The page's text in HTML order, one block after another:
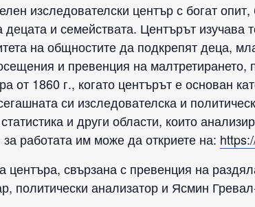
изследователски център с богат
децата и семействата. Центърът
на общностите да подкрепят деца,
и превенция на
от 1860 г., когато центърът е основан
си изследователска и
и други области, които
работата им може да откриете на:
центъра, свързана с превенция на
политически анализатор и Ясмин